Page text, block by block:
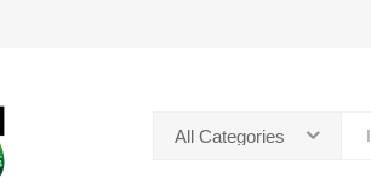
All Categories